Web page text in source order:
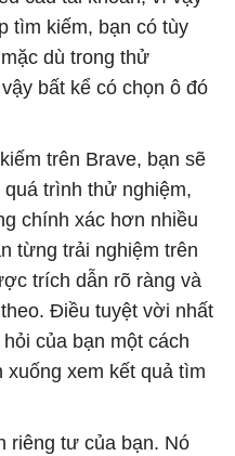
tìm kiếm, bạn có tùy
dù trong thử
bất kể có chọn ô đó
trên Brave, bạn sẽ
trình thử nghiệm,
chính xác hơn nhiều
từng trải nghiệm trên
trích dẫn rõ ràng và
Điều tuyệt vời nhất
của bạn một cách
xuống xem kết quả tìm
riêng tư của bạn. Nó